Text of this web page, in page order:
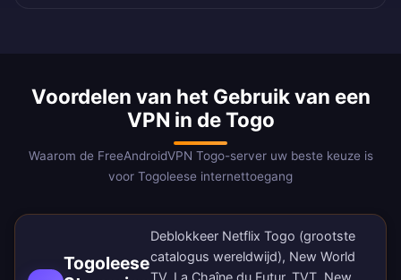
Voordelen van het Gebruik van een
VPN in de Togo
Waarom de FreeAndroidVPN Togo-server uw beste keuze is
voor Togoleese internettoegang
Togoleese
Deblokkeer Netflix Togo (grootste
catalogus wereldwijd), New World